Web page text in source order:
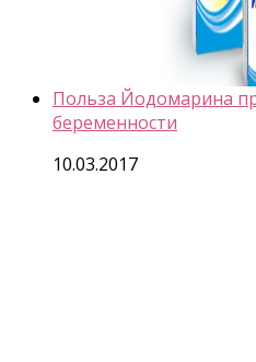
Польза Йодомарина
беременности
10.03.2017